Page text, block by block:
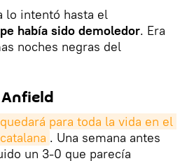
lo intentó hasta el
había sido demoledor. Era
noches negras del
quedará para toda la vida en el
. Una semana antes
un 3-0 que parecía